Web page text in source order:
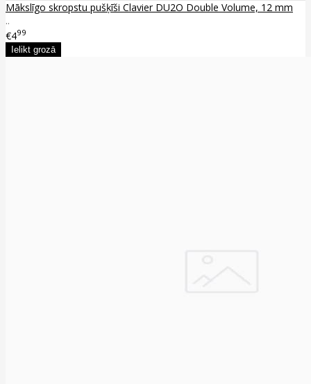
Mākslīgo skropstu pušķīši Clavier DU2O Double Volume, 12 mm
..
€499